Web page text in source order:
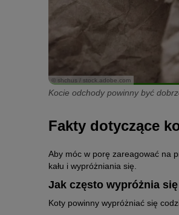
© shchus / stock.adobe.com
Kocie odchody powinny być
Fakty dotyczące
Aby móc w porę zareagować na
kału i wypróżniania się.
Jak często wypróżnia
Koty powinny wypróżniać się